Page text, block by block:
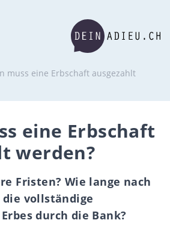
muss eine Erbschaft ausgezahlt
eine Erbschaft
werden?
Fristen? Wie lange nach
vollständige
durch die Bank?